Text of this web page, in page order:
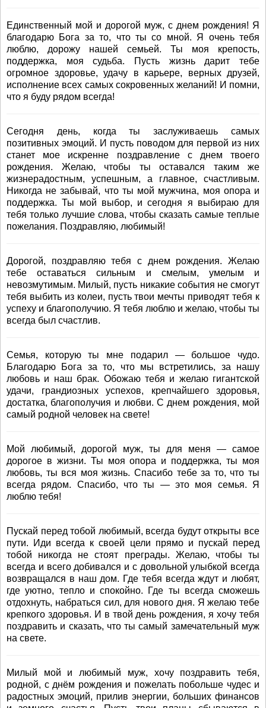
Единственный мой и дорогой муж, с днем рождения! Я
благодарю Бога за то, что ты со мной. Я очень тебя
люблю, дорожу нашей семьей. Ты моя крепость,
поддержка, моя судьба. Пусть жизнь дарит тебе
огромное здоровье, удачу в карьере, верных друзей,
исполнение всех самых сокровенных желаний! И помни,
что я буду рядом всегда!
Сегодня день, когда ты заслуживаешь самых
позитивных эмоций. И пусть поводом для первой из них
станет мое искренне поздравление с днем твоего
рождения. Желаю, чтобы ты оставался таким же
жизнерадостным, успешным, а главное, счастливым.
Никогда не забывай, что ты мой мужчина, моя опора и
поддержка. Ты мой выбор, и сегодня я выбираю для
тебя только лучшие слова, чтобы сказать самые теплые
пожелания. Поздравляю, любимый!
Дорогой, поздравляю тебя с днем рождения. Желаю
тебе оставаться сильным и смелым, умелым и
невозмутимым. Милый, пусть никакие события не смогут
тебя выбить из колеи, пусть твои мечты приводят тебя к
успеху и благополучию. Я тебя люблю и желаю, чтобы ты
всегда был счастлив.
Семья, которую ты мне подарил — большое чудо.
Благодарю Бога за то, что мы встретились, за нашу
любовь и наш брак. Обожаю тебя и желаю гигантской
удачи, грандиозных успехов, крепчайшего здоровья,
достатка, благополучия и любви. С днем рождения, мой
самый родной человек на свете!
Мой любимый, дорогой муж, ты для меня — самое
дорогое в жизни. Ты моя опора и поддержка, ты моя
любовь, ты вся моя жизнь. Спасибо тебе за то, что ты
всегда рядом. Спасибо, что ты — это моя семья. Я
люблю тебя!
Пускай перед тобой любимый, всегда будут открыты все
пути. Иди всегда к своей цели прямо и пускай перед
тобой никогда не стоят преграды. Желаю, чтобы ты
всегда и всего добивался и с довольной улыбкой всегда
возвращался в наш дом. Где тебя всегда ждут и любят,
где уютно, тепло и спокойно. Где ты всегда сможешь
отдохнуть, набраться сил, для нового дня. Я желаю тебе
крепкого здоровья. И в твой день рождения, я хочу тебя
поздравить и сказать, что ты самый замечательный муж
на свете.
Милый мой и любимый муж, хочу поздравить тебя,
родной, с днём рождения и пожелать побольше чудес и
радостных эмоций, прилив энергии, больших финансов